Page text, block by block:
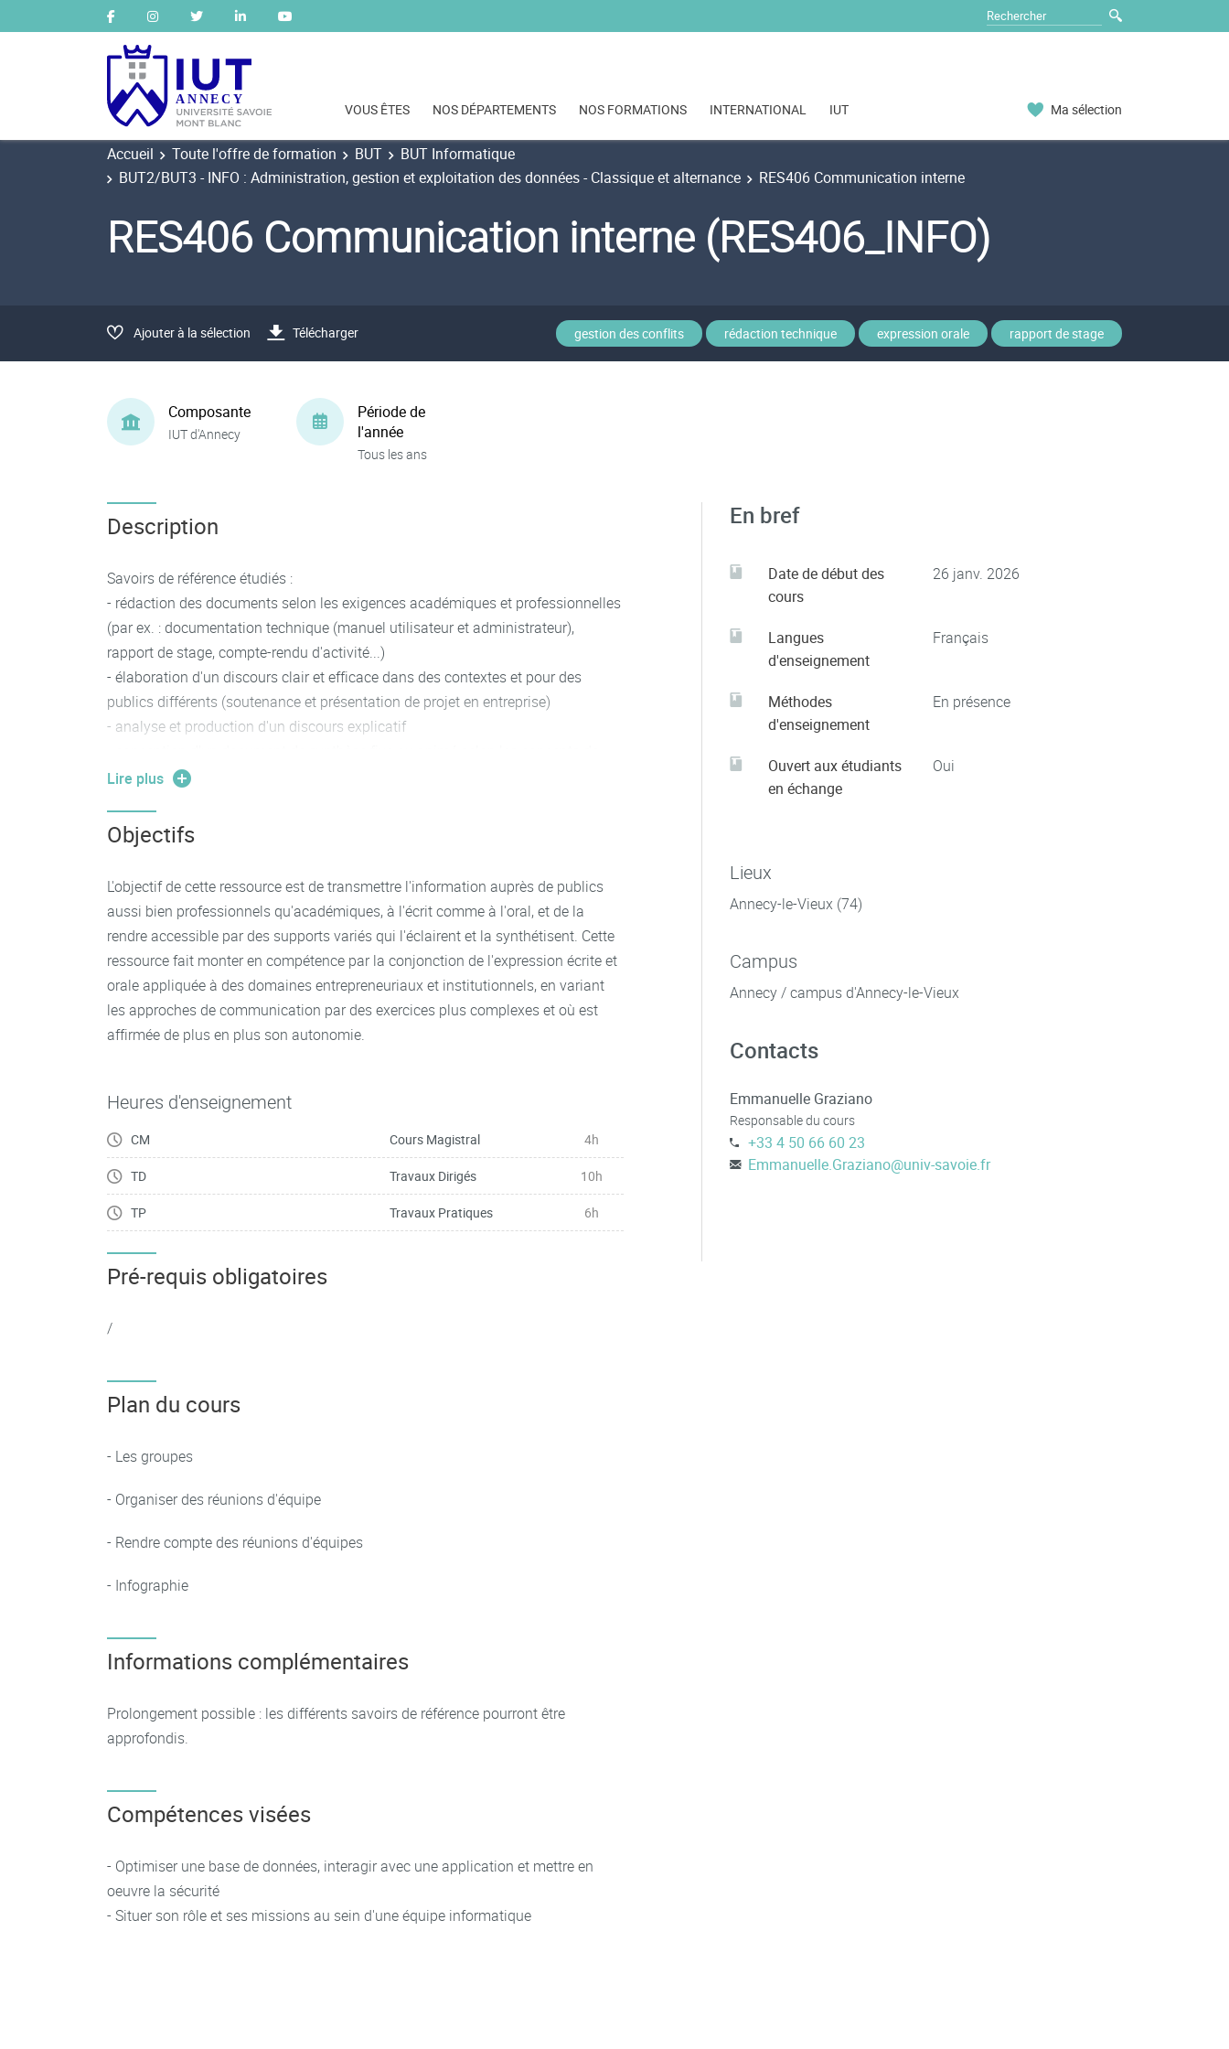
VOUS ÊTES NOS DÉPARTEMENTS NOS FORMATIONS INTERNATIONAL IUT Ma sélection
Accueil Toute l'offre de formation BUT
BUT Informatique
BUT2/BUT3 - INFO : Administration, gestion et exploitation des données - Classique et alternance
RES406 Communication interne
RES406 Communication interne (RES406_INFO)
Ajouter à la sélection Télécharger gestion des conflits rédaction technique expression orale rapport de stage
Composante
IUT d'Annecy
Période de
l'année
Tous les ans
Description
Savoirs de référence étudiés :
- rédaction des documents selon les exigences académiques et professionnelles
(par ex. : documentation technique (manuel utilisateur et administrateur),
rapport de stage, compte-rendu d'activité...)
- élaboration d'un discours clair et efficace dans des contextes et pour des
publics différents (soutenance et présentation de projet en entreprise)
- analyse et production d'un discours explicatif
data visualisation, ou d'infographie (ou autres procédés)
gestion des conflits)
Lire plus
Objectifs
L'objectif de cette ressource est de transmettre l'information auprès de publics
aussi bien professionnels qu'académiques, à l'écrit comme à l'oral, et de la
rendre accessible par des supports variés qui l'éclairent et la synthétisent. Cette
ressource fait monter en compétence par la conjonction de l'expression écrite et
orale appliquée à des domaines entrepreneuriaux et institutionnels, en variant
les approches de communication par des exercices plus complexes et où est
affirmée de plus en plus son autonomie.
Heures d'enseignement
CM Cours Magistral 4h
TD Travaux Dirigés 10h
TP Travaux Pratiques 6h
Pré-requis obligatoires
/
Plan du cours
- Les groupes
- Organiser des réunions d'équipe
- Rendre compte des réunions d'équipes
- Infographie
Informations complémentaires
Prolongement possible : les différents savoirs de référence pourront être
approfondis.
Compétences visées
- Optimiser une base de données, interagir avec une application et mettre en
oeuvre la sécurité
- Situer son rôle et ses missions au sein d'une équipe informatique
En bref
Date de début des
cours
26 janv. 2026
Langues
d'enseignement
Français
Méthodes
d'enseignement
En présence
Ouvert aux étudiants
en échange
Oui
Lieux
Annecy-le-Vieux (74)
Campus
Annecy / campus d'Annecy-le-Vieux
Contacts
Emmanuelle Graziano
Responsable du cours
+33 4 50 66 60 23
Emmanuelle.Graziano@univ-savoie.fr